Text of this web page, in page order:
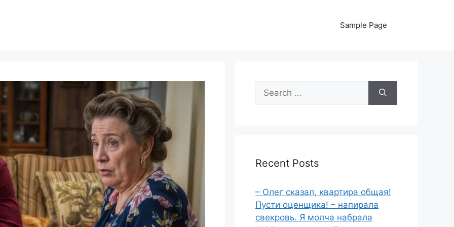
Sample Page
Search
for:
Recent Posts
– Олег сказал, квартира общая!
Пусти оценщика! – напирала
свекровь. Я молча набрала